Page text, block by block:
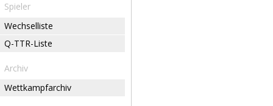
Spieler
Wechselliste
Q-TTR-Liste
Archiv
Wettkampfarchiv